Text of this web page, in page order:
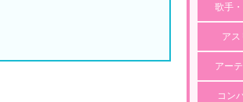
歌手
アス
アー
コン